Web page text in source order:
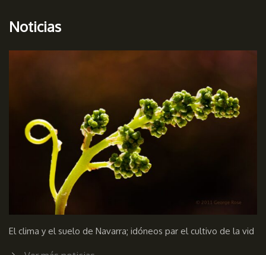
Noticias
El clima y el suelo de Navarra; idóneos par el cultivo de la vid